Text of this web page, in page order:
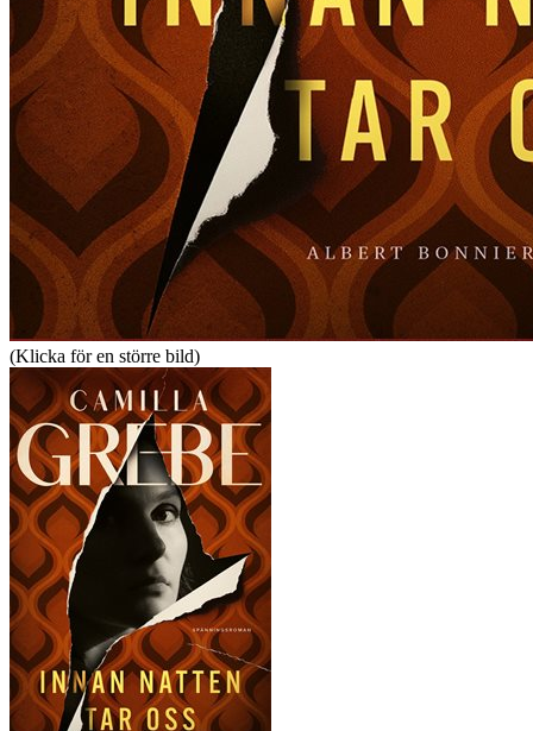
(Klicka för en större bild)